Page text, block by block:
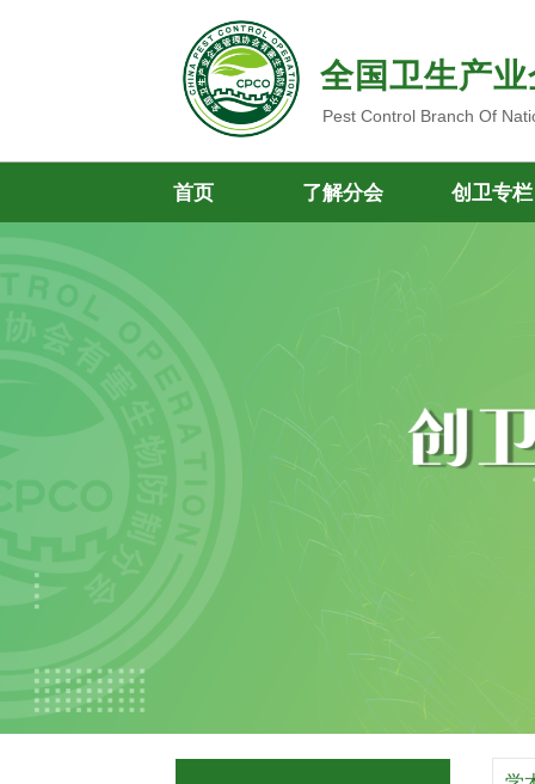
全国卫生产
Pest Control Branch Of
首页 了解分会 创卫专栏